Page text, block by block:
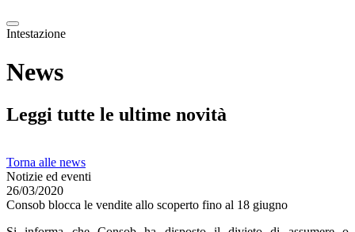
Intestazione
News
Leggi tutte le ultime novità
Torna alle news
Notizie ed eventi
26/03/2020
Consob blocca le vendite allo scoperto fino al 18 giugno